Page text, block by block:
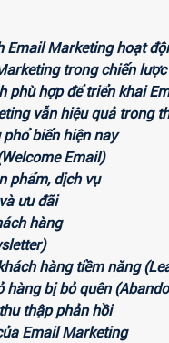
Email Marketing hoạt
trong chiến
phù hợp để triển khai
vẫn hiệu quả trong
biến hiện nay
Email)
phẩm, dịch vụ
ưu đãi
hàng
hàng tiềm năng
hàng bị bỏ quên
thập phản hồi
Email Marketing